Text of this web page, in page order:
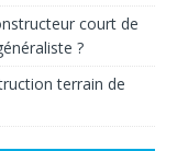
court de
?
terrain de